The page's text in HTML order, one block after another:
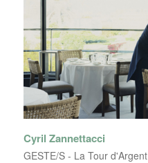
Cyril Zannettacci
GESTE/S - La Tour d'Argent